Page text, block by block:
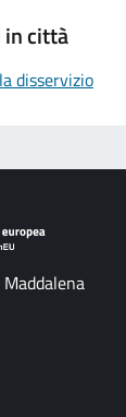
città
disservizio